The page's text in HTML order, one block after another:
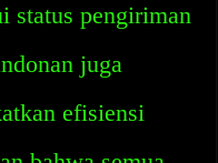
status pengiriman
juga
efisiensi